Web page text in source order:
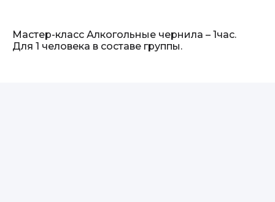
Мастер-класс Алкогольные чернила – 1час.
Для 1 человека в составе группы.